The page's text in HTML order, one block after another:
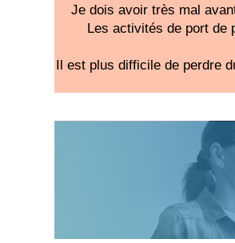
Je dois avoir très mal
Les activités de port de
Il est plus difficile de perdre